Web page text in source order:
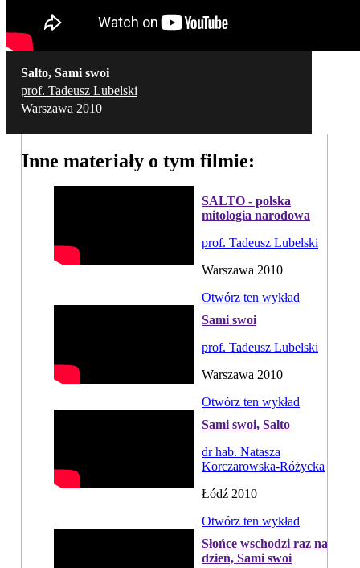
Salto, Sami swoi
prof. Tadeusz Lubelski
Warszawa 2010
Inne materiały o tym filmie:
SALTO - polska
mitologia narodowa
prof. Tadeusz Lubelski
Warszawa 2010
Otwórz ten wykład
Sami swoi
prof. Tadeusz Lubelski
Warszawa 2010
Otwórz ten wykład
Sami swoi, Salto
dr hab. Natasza
Korczarowska-Różycka
Łódź 2010
Otwórz ten wykład
Słońce wschodzi raz na
dzień, Sami swoi